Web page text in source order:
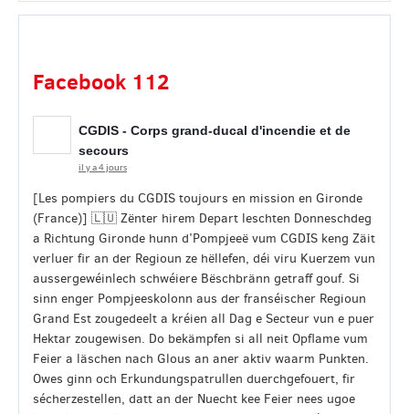
Facebook 112
CGDIS - Corps grand-ducal d'incendie et de
secours
il y a 4 jours
[Les pompiers du CGDIS toujours en mission en Gironde
(France)] 🇱🇺 Zënter hirem Depart leschten Donneschdeg
a Richtung Gironde hunn d’Pompjeeë vum CGDIS keng Zäit
verluer fir an der Regioun ze hëllefen, déi viru Kuerzem vun
aussergewéinlech schwéiere Bëschbränn getraff gouf. Si
sinn enger Pompjeeskolonn aus der franséischer Regioun
Grand Est zougedeelt a kréien all Dag e Secteur vun e puer
Hektar zougewisen. Do bekämpfen si all neit Opflame vum
Feier a läschen nach Glous an aner aktiv waarm Punkten.
Owes ginn och Erkundungspatrullen duerchgefouert, fir
sécherzestellen, datt an der Nuecht kee Feier nees ugoe